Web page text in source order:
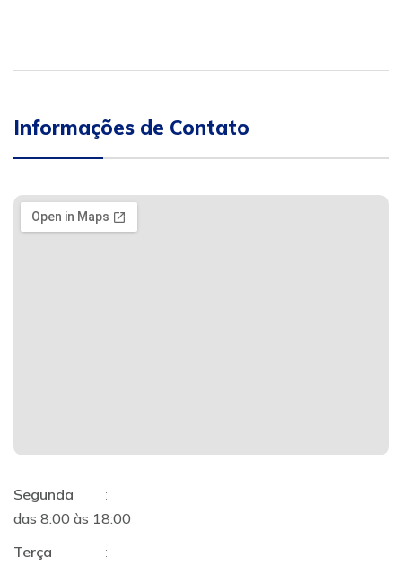
Informações de Contato
Segunda
:
das 8:00 às 18:00
Terça
: